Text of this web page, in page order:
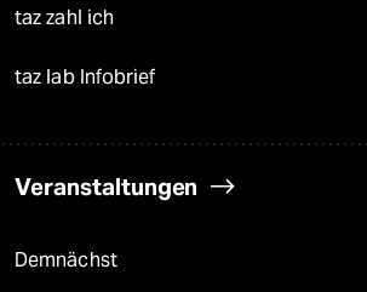
taz zahl ich
taz lab Infobrief
Veranstaltungen
Demnächst